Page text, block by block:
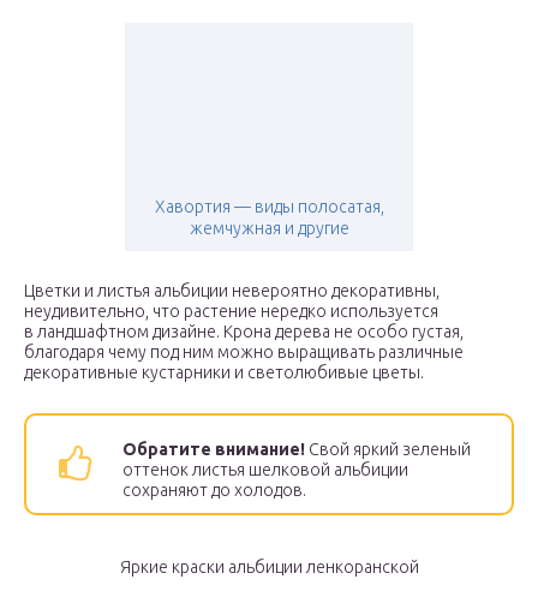
Хавортия — виды полосатая,
жемчужная и другие
Цветки и листья альбиции невероятно декоративны,
неудивительно, что растение нередко используется
в ландшафтном дизайне. Крона дерева не особо густая,
благодаря чему под ним можно выращивать различные
декоративные кустарники и светолюбивые цветы.
Обратите внимание! Свой яркий зеленый
оттенок листья шелковой альбиции
сохраняют до холодов.
Яркие краски альбиции ленкоранской